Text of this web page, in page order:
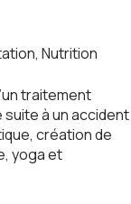
Nutrition
traitement
à un accident
création de
yoga et